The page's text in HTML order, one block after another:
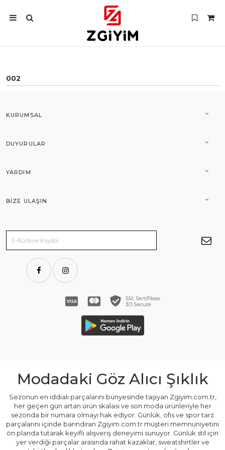
002
KURUMSAL
DUYURULAR
YARDIM
BIZE ULAŞIN
Modadaki Göz Alıcı Şıklık
Sezonun en iddialı parçalarını bünyesinde taşıyan Zgiyim.com.tr,
her geçen gün artan ürün skalası ve son moda ürünleriyle her
sezonda bir numara olmayı hak ediyor. Günlük, ofis ve spor tarz
parçalarını içinde barındıran Zgiyim.com.tr müşteri memnuniyetini
ön planda tutarak keyifli alışveriş deneyimi sunuyor. Günlük stil için
yer verdiği parçalar arasında rahat kazaklar, sweatshirtler ve